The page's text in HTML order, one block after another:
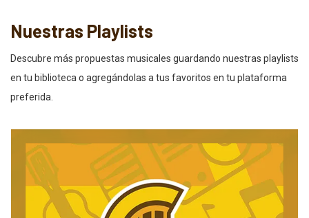
Nuestras Playlists
Descubre más propuestas musicales guardando nuestras playlists
en tu biblioteca o agregándolas a tus favoritos en tu plataforma
preferida.